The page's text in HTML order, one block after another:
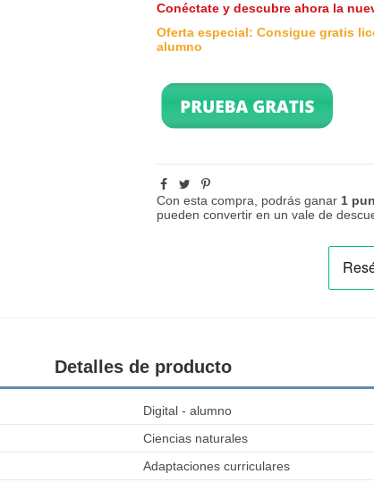
Conéctate y descubre ahora la
Oferta especial: Consigue gratis
alumno
Con esta compra, podrás ganar 1
pueden convertir en un vale de
Detalles de producto
Digital - alumno
Ciencias naturales
Adaptaciones curriculares